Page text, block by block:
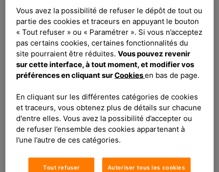
collaboratrices de Groupama ont exprimé
leur satisfaction à travers :
•86 %de taux de participation,
•83 %de taux d’engagement,
•82 %de taux de recommandation.
confiance et de l’attachement des équipes
à leur entreprise.
L’enquête, réalisée par Ipsos, a été validée
par ChooseMyCompany via le protocole
C-FAIRR®, garantissant confidentialité,
anonymat, inclusion et respect des
Vous avez la possibilité de refuser le dépôt de tout ou
partie des cookies et traceurs en appuyant le bouton
« Tout refuser » ou « Paramétrer ». Si vous n’acceptez
pas certains cookies, certaines fonctionnalités du
site pourraient être réduites.Vous pouvez revenir
sur cette interface, à tout moment, et modifier vos
préférences en cliquant surCookiesen bas de page.
En cliquant sur les différentes catégories de cookies
et traceurs, vous obtenez plus de détails sur chacune
d'entre elles. Vous avez la possibilité d’accepter ou
de refuser l’ensemble des cookies appartenant à
l’une l’autre de ces catégories.
Tout refuser Autoriser tous les cookies